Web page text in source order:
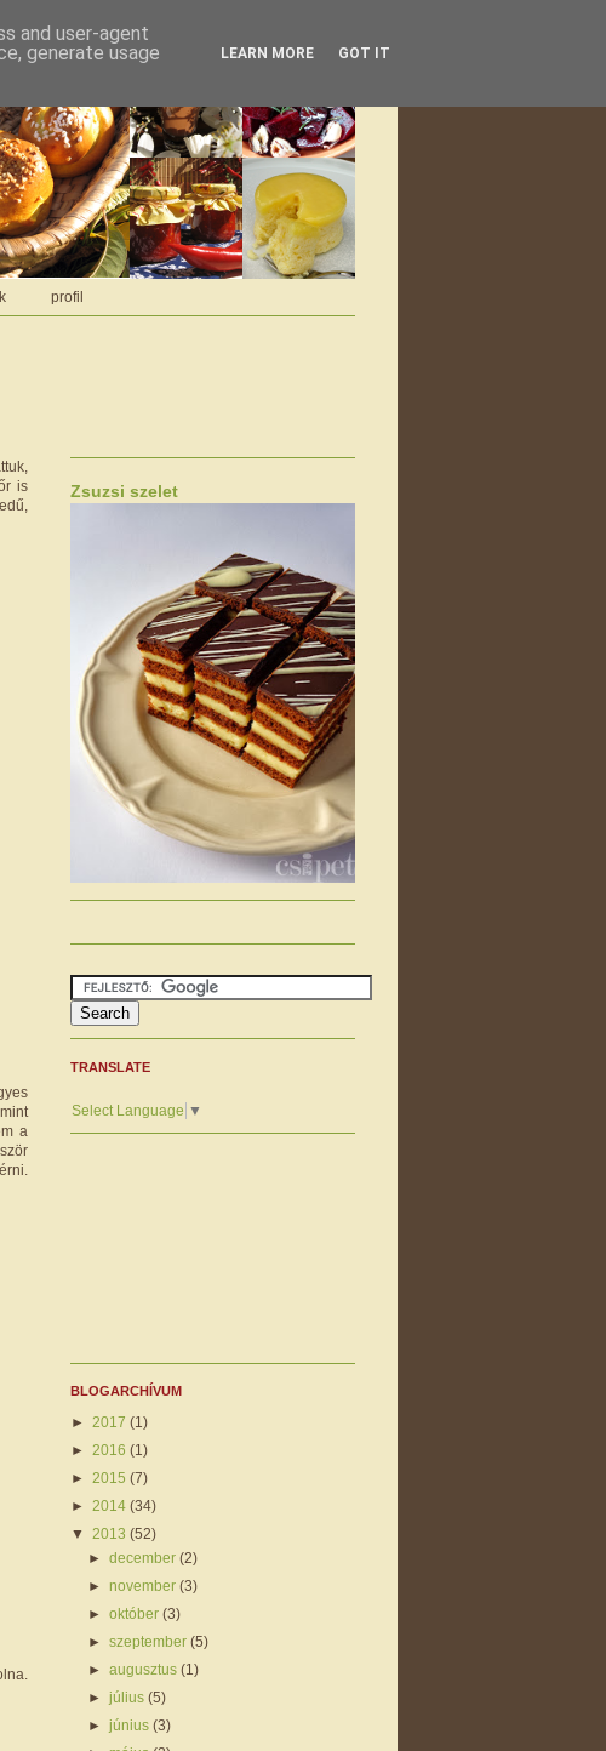
profil
is
a
Zsuzsi szelet
TRANSLATE
Select Language ▼
BLOGARCHÍVUM
► 2017 (1)
► 2016 (1)
► 2015 (7)
► 2014 (34)
▼ 2013 (52)
►december(2)
►november(3)
►október(3)
►szeptember(5)
►augusztus(1)
►július(5)
►június(3)
and user-agent
generate usage
LEARN MORE GOT IT